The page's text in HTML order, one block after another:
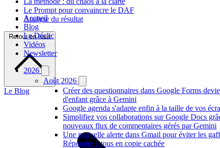
Accueil
Blog
Le Déclic
Vidéos
Newsletter
2026
Août 2026
Créer des questionnaires dans Google Forms
d'enfant grâce à Gemini
Google agenda s'adapte enfin à la taille de vos
Simplifiez vos collaborations sur Google Docs
nouveaux flux de commentaires gérés par Gemini
Une nouvelle alerte dans Gmail pour éviter les
Répondre à tous en copie cachée
Le Prompt pour convaincre le DAF
Analyse du résultat
Retour en haut
Le Blog